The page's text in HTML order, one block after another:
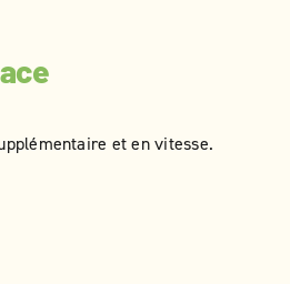
et en vitesse.